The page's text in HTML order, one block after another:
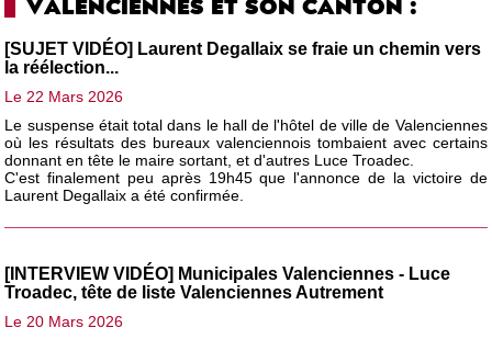
[SUJET VIDÉO] Laurent Degallaix se fraie un chemin vers
la réélection...
Le 22 Mars 2026
Le suspense était total dans le hall de l'hôtel de ville de Valenciennes
où les résultats des bureaux valenciennois tombaient avec certains
donnant en tête le maire sortant, et d'autres Luce Troadec.
C'est finalement peu après 19h45 que l'annonce de la victoire de
Laurent Degallaix a été confirmée.
[INTERVIEW VIDÉO] Municipales Valenciennes - Luce
Troadec, tête de liste Valenciennes Autrement
Le 20 Mars 2026